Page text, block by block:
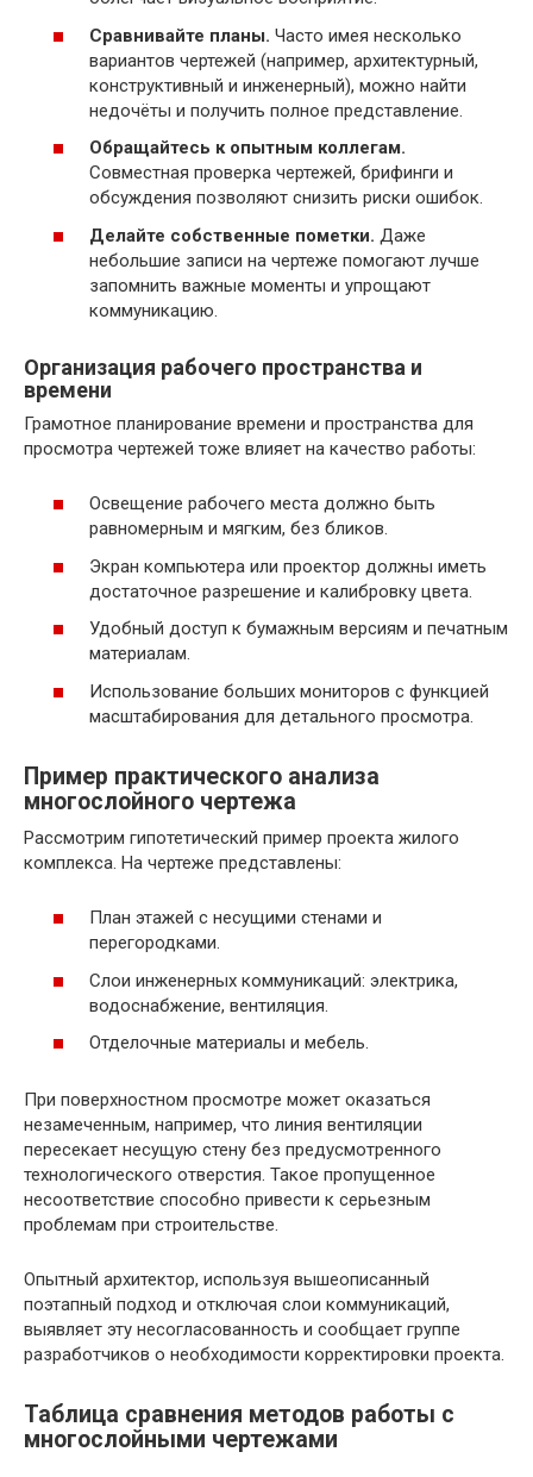
Сравнивайте планы. Часто имея несколько
вариантов чертежей (например, архитектурный,
конструктивный и инженерный), можно найти
недочёты и получить полное представление.
Обращайтесь к опытным коллегам.
Совместная проверка чертежей, брифинги и
обсуждения позволяют снизить риски ошибок.
Делайте собственные пометки. Даже
небольшие записи на чертеже помогают лучше
запомнить важные моменты и упрощают
коммуникацию.
Организация рабочего пространства и
времени
Грамотное планирование времени и пространства для
просмотра чертежей тоже влияет на качество работы:
Освещение рабочего места должно быть
равномерным и мягким, без бликов.
Экран компьютера или проектор должны иметь
достаточное разрешение и калибровку цвета.
Удобный доступ к бумажным версиям и печатным
материалам.
Использование больших мониторов с функцией
масштабирования для детального просмотра.
Пример практического анализа
многослойного чертежа
Рассмотрим гипотетический пример проекта жилого
комплекса. На чертеже представлены:
План этажей с несущими стенами и
перегородками.
Слои инженерных коммуникаций: электрика,
водоснабжение, вентиляция.
Отделочные материалы и мебель.
При поверхностном просмотре может оказаться
незамеченным, например, что линия вентиляции
пересекает несущую стену без предусмотренного
технологического отверстия. Такое пропущенное
несоответствие способно привести к серьезным
проблемам при строительстве.
Опытный архитектор, используя вышеописанный
поэтапный подход и отключая слои коммуникаций,
выявляет эту несогласованность и сообщает группе
разработчиков о необходимости корректировки проекта.
Таблица сравнения методов работы с
многослойными чертежами